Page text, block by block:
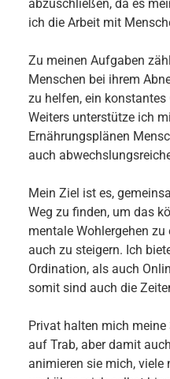
abzuschließen, da es
ich die Arbeit mit
Zu meinen Aufgaben
Menschen bei ihrem
zu helfen, ein
Weiters unterstütze ich
Ernährungsplänen
auch
Mein Ziel ist es,
Weg zu finden, um das
mentale Wohlergehen
auch zu steigern. Ich
Ordination, als auch
somit sind auch die
Privat halten mich
auf Trab, aber damit
animieren sie mich, viele